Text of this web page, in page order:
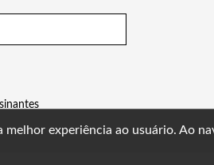
experiência ao usuário. Ao